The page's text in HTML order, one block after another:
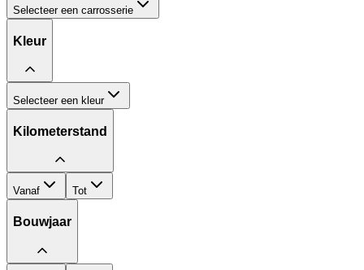
Selecteer een carrosserie
Kleur
Selecteer een kleur
Kilometerstand
Vanaf Tot
Bouwjaar